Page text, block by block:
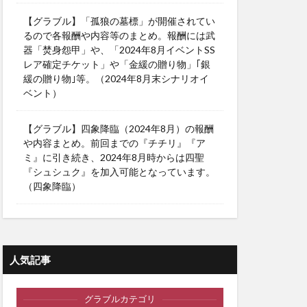
【グラブル】「孤狼の墓標」が開催されてい
るので各報酬や内容等のまとめ。報酬には武
器「焚身怨甲」や、「2024年8月イベントSS
レア確定チケット」や「金緩の贈り物」｢銀
緩の贈り物｣等。（2024年8月末シナリオイ
ベント）
【グラブル】四象降臨（2024年8月）の報酬
や内容まとめ。前回までの『チチリ』『ア
ミ』に引き続き、2024年8月時からは四聖
『シュシュク』を加入可能となっています。
（四象降臨）
人気記事
グラブルカテゴリ